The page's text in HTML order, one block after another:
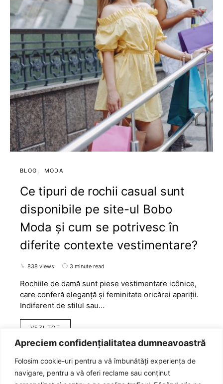
Apreciem confidențialitatea dumneavoastră
Folosim cookie-uri pentru a vă îmbunătăți experiența de
navigare, pentru a vă oferi reclame sau conținut
BLOG MODA
Ce tipuri de rochii casual sunt
disponibile pe site-ul Bobo
Moda și cum se potrivesc în
diferite contexte vestimentare?
838 views 3 minute read
Rochiile de damă sunt piese vestimentare icônice,
care conferă eleganță și feminitate oricărei apariții.
Indiferent de stilul sau…
VEZI TOT